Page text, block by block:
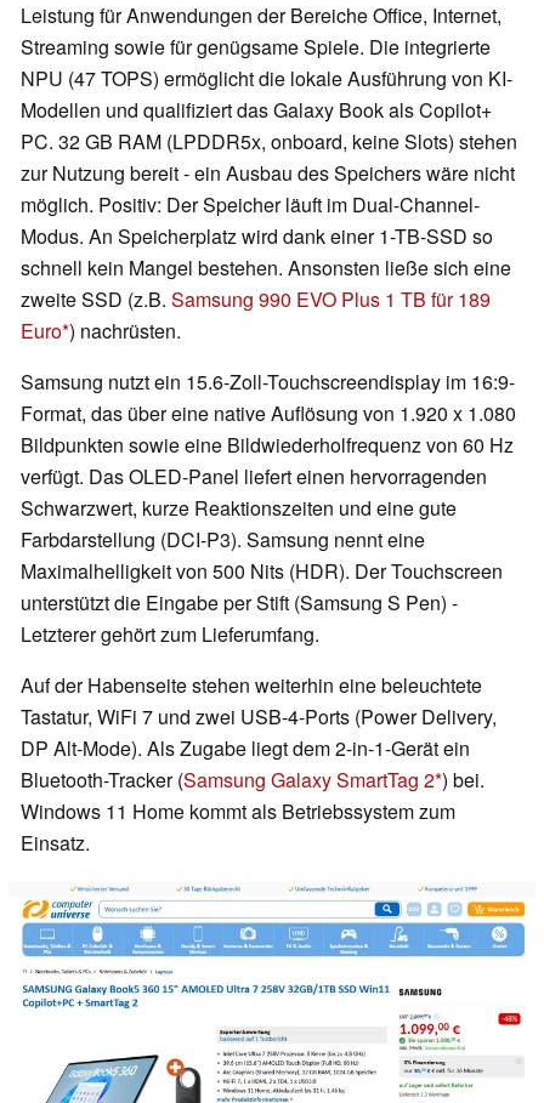
Leistung für Anwendungen der Bereiche Office, Internet,
Streaming sowie für genügsame Spiele. Die integrierte
NPU (47 TOPS) ermöglicht die lokale Ausführung von KI-
Modellen und qualifiziert das Galaxy Book als Copilot+
PC. 32 GB RAM (LPDDR5x, onboard, keine Slots) stehen
zur Nutzung bereit - ein Ausbau des Speichers wäre nicht
möglich. Positiv: Der Speicher läuft im Dual-Channel-
Modus. An Speicherplatz wird dank einer 1-TB-SSD so
schnell kein Mangel bestehen. Ansonsten ließe sich eine
zweite SSD (z.B. Samsung 990 EVO Plus 1 TB für 189
Euro ) nachrüsten.
Samsung nutzt ein 15.6-Zoll-Touchscreendisplay im 16:9-
Format, das über eine native Auflösung von 1.920 x 1.080
Bildpunkten sowie eine Bildwiederholfrequenz von 60 Hz
verfügt. Das OLED-Panel liefert einen hervorragenden
Schwarzwert, kurze Reaktionszeiten und eine gute
Farbdarstellung (DCI-P3). Samsung nennt eine
Maximalhelligkeit von 500 Nits (HDR). Der Touchscreen
unterstützt die Eingabe per Stift (Samsung S Pen) -
Letzterer gehört zum Lieferumfang.
Auf der Habenseite stehen weiterhin eine beleuchtete
Tastatur, WiFi 7 und zwei USB-4-Ports (Power Delivery,
DP Alt-Mode). Als Zugabe liegt dem 2-in-1-Gerät ein
Bluetooth-Tracker (Samsung Galaxy SmartTag 2 ) bei.
Windows 11 Home kommt als Betriebssystem zum
Einsatz.